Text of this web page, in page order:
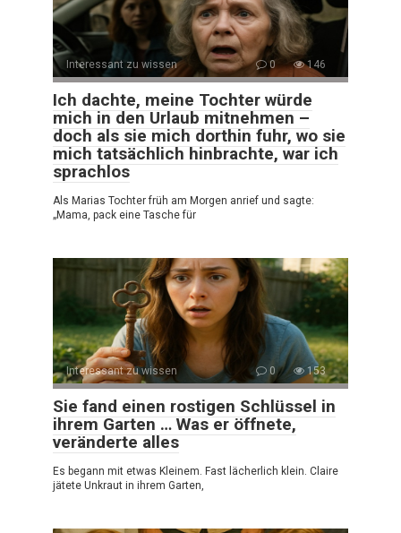
Interessant zu wissen 0 146
Ich dachte, meine Tochter würde
mich in den Urlaub mitnehmen –
doch als sie mich dorthin fuhr, wo sie
mich tatsächlich hinbrachte, war ich
sprachlos
Als Marias Tochter früh am Morgen anrief und sagte:
„Mama, pack eine Tasche für
Interessant zu wissen 0 153
Sie fand einen rostigen Schlüssel in
ihrem Garten … Was er öffnete,
veränderte alles
Es begann mit etwas Kleinem. Fast lächerlich klein. Claire
jätete Unkraut in ihrem Garten,